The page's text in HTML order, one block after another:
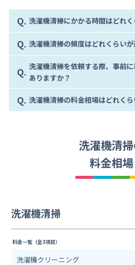
Q. 洗濯機清掃にかかる時間はどれく
Q. 洗濯機清掃の頻度はどれくらいが
Q. 洗濯機清掃を依頼する際、事前
ありますか？
Q. 洗濯機清掃の料金相場はどれくら
洗濯機清
料金相場
洗濯機清掃
料金一覧（全3項目）
洗濯機クリーニング